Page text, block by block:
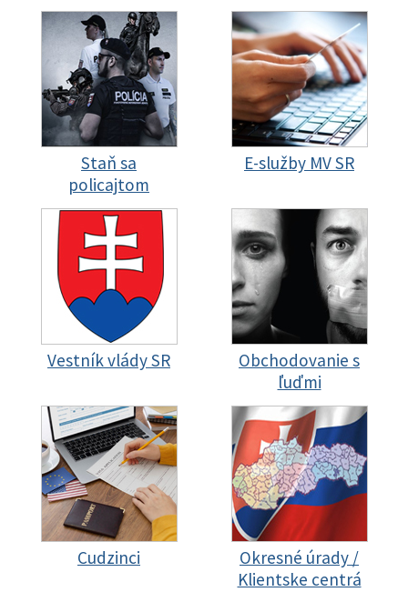
Staň sa
policajtom
E-služby MV SR
Vestník vlády SR
Obchodovanie s
ľuďmi
Cudzinci
Okresné úrady /
Klientske centrá